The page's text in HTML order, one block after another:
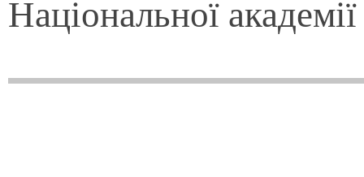
Національної